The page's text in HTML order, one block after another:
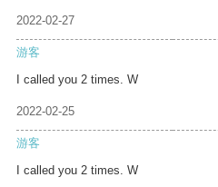
2022-02-27
游客
I called you 2 times. W
2022-02-25
游客
I called you 2 times. W